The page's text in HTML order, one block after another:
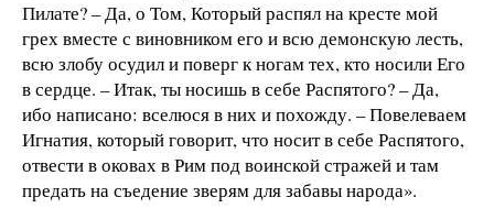
Пилате? – Да, о Том, Который распял на кресте мой
грех вместе с виновником его и всю демонскую лесть,
всю злобу осудил и поверг к ногам тех, кто носили Его
в сердце. – Итак, ты носишь в себе Распятого? – Да,
ибо написано: вселюся в них и похожду. – Повелеваем
Игнатия, который говорит, что носит в себе Распятого,
отвести в оковах в Рим под воинской стражей и там
предать на съедение зверям для забавы народа».